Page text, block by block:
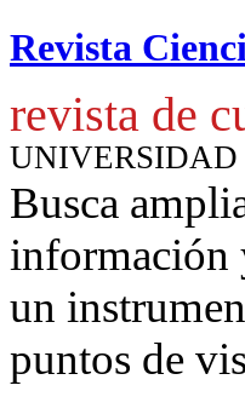
Revista
revista de
Busca
información
un
puntos de